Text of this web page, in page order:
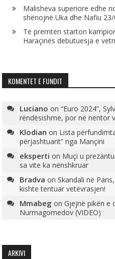
Malisheva superiore edhe
shënojnë Uka dhe Nafiu
Të premtën starton
Haraçinës debutuesja e
KOMENTET E FUNDIT
Luciano on“Euro 2024”,
rëndësishme, por në nëntor
Klodian on Lista
përjashtuarit” nga Mançini
eksperti on Muçi u
sa vite ka nënshkruar
Bradva onSkandali në
kishte tentuar vetëvrasjen!
Mmabeg onGjejnë pikën e
Nurmagomedov (VIDEO)
ARKIVI